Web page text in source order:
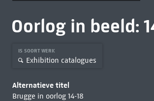
Oorlog in beeld:
IS SOORT WERK
Exhibition catalogues
Alternatieve titel
Brugge in oorlog 14-18